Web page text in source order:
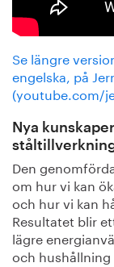
Se längre
engelska, på
(youtube.com/
Nya
Den
om hur vi kan
och hur vi kan
Resultatet blir
lägre
och